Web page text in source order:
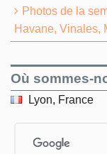
Photos de la
Havane, Vinales,
Où sommes-
Lyon, France